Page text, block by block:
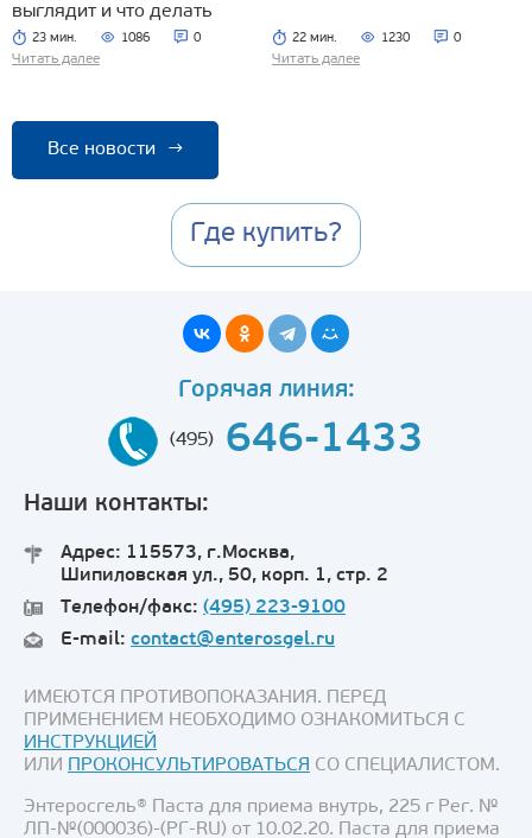
выглядит и что делать
23 мин. 1086 0
Читать далее
22 мин. 1230 0
Читать далее
Все новости →
Где купить?
Горячая линия:
(495) 646-1433
Наши контакты:
Адрес: 115573, г.Москва,
Шипиловская ул., 50, корп. 1, стр. 2
Телефон/факс: (495) 223-9100
E-mail: contact@enterosgel.ru
ИМЕЮТСЯ ПРОТИВОПОКАЗАНИЯ. ПЕРЕД
ПРИМЕНЕНИЕМ НЕОБХОДИМО ОЗНАКОМИТЬСЯ С
ИНСТРУКЦИЕЙ
ИЛИ ПРОКОНСУЛЬТИРОВАТЬСЯ СО СПЕЦИАЛИСТОМ.
Энтеросгель® Паста для приема внутрь, 225 г Рег. №
ЛП-№(000036)-(РГ-RU) от 10.02.20. Паста для приема